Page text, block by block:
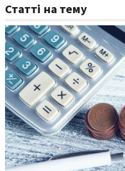
Статті на тему